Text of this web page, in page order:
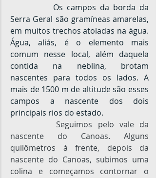
Serra Geral são gramíneas amarelas,
em muitos trechos atoladas na água.
Água, aliás, é o elemento mais
comum nesse local, além daquela
contida na neblina, brotam
nascentes para todos os lados. A
mais de 1500 m de altitude são esses
campos a nascente dos dois
principais rios do estado.
Seguimos pelo vale da
nascente do Canoas. Alguns
quilômetros à frente, depois da
nascente do Canoas, subimos uma
colina e começamos contornar o